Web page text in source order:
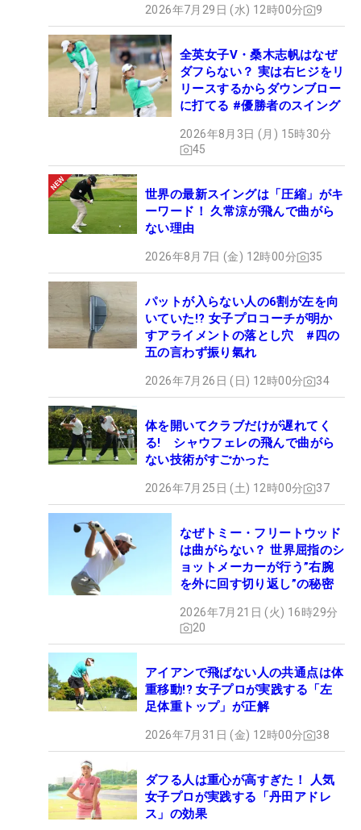
2026年7月29日 (水) 12時00分 9
全英女子V・桑木志帆はなぜ
ダフらない？ 実は右ヒジをリ
リースするからダウンブロー
に打てる #優勝者のスイング
2026年8月3日 (月) 15時30分
45
世界の最新スイングは「圧縮」がキ
ーワード！ 久常涼が飛んで曲がら
ない理由
2026年8月7日 (金) 12時00分 35
パットが入らない人の6割が左を向
いていた!? 女子プロコーチが明か
すアライメントの落とし穴 #四の
五の言わず振り氣れ
2026年7月26日 (日) 12時00分 34
体を開いてクラブだけが遅れてく
る! シャウフェレの飛んで曲がら
ない技術がすごかった
2026年7月25日 (土) 12時00分 37
なぜトミー・フリートウッド
は曲がらない？ 世界屈指のシ
ョットメーカーが行う”右腕
を外に回す切り返し”の秘密
2026年7月21日 (火) 16時29分
20
アイアンで飛ばない人の共通点は体
重移動!? 女子プロが実践する「左
足体重トップ」が正解
2026年7月31日 (金) 12時00分 38
ダフる人は重心が高すぎた！ 人気
女子プロが実践する「丹田アドレ
ス」の効果